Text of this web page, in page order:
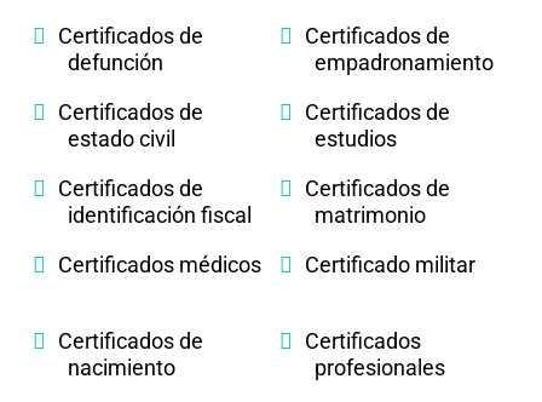
Certificados de
defunción
Certificados de
empadronamiento
Certificados de
estado civil
Certificados de
estudios
Certificados de
identificación fiscal
Certificados de
matrimonio
Certificados médicos
Certificado militar
Certificados de
nacimiento
Certificados
profesionales